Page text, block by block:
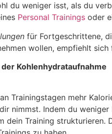
du weniger isst, als du
Personal Trainings oder
für Fortgeschrittene,
wollen, empfiehlt
Kohlenhydrataufnahme
Trainingstagen mehr
nimmst. Indem du
dein Training